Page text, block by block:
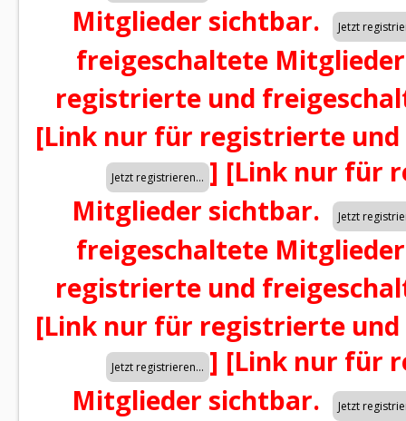
Mitglieder sichtbar.
freigeschaltete
registrierte und
[Link nur für registrierte
] [Link nur für
Mitglieder sichtbar.
freigeschaltete
registrierte und
[Link nur für registrierte
] [Link nur für
Mitglieder sichtbar.